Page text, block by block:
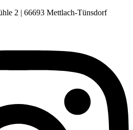
2 | 66693 Mettlach-Tünsdorf